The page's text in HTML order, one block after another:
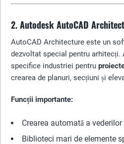
2. Autodesk AutoCAD
AutoCAD Architecture este un
dezvoltat special pentru arhitecți.
specifice industriei pentru
crearea de planuri, secțiuni și
Funcții importante:
Crearea automată a
Biblioteci mari de elemente